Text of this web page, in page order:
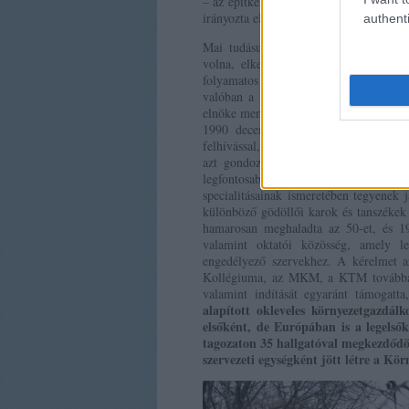
irányozta elő az intézményesülést, a
Mai tudásunk birtokában és a
volna, elkerülhetővé tette volna a
folyamatos támadását, erodálását
valóban a világ élvonalába tartozó -
elnöke menedzselésével bizonyára
1990 decemberében karközi
felhívással, nyílt levéllel fordultunk
azt gondozó Intézet alapításának
legfontosabb alapelveket rögzítettük –
specialitásainak ismeretében
különböző gödöllői karok és
hamarosan meghaladta az 50-et, és
valamint oktatói közösség, amely
engedélyező szervekhez. A kérelmet
Kollégiuma, az MKM, a KTM
valamint indítását egyaránt
alapított okleveles
elsőként, de Európában is a
tagozaton 35 hallgatóval
szervezeti egységként jött létre a